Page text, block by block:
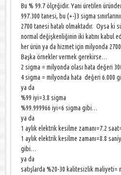
Bu % 99.7 ölçeğidir. Yani üretilen
997.300 tanesi, bu (+-)3 sigma
2700 tanesi hatalı olmaktadır. Oysa ki
normal değişkenliğinin iki katını kabul
her ürün ya da hizmet için milyonda
Başka örnekler vermek gerekirse…
2 sigma = milyonda olası hata değeri
4 sigma = milyonda hata değeri 6.000
ya da
%99 iyi=3.8 sigma
%99.999966 iyi=6 sigma gibi…
ya da
1 aylık elektrik kesilme zamanı=7.2
1 aylık elektrik kesilme zamanı=8.8
gibi…
ya da
satışlarda %20-30 kalitesizlik maliyeti=